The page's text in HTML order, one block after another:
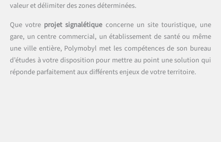
valeur et délimiter des zones déterminées.
Que votre projet signalétiqueconcerne un site touristique, une
gare, un centre commercial, un établissement de santé ou même
une ville entière, Polymobyl met les compétences de son bureau
d’études à votre disposition pour mettre au point une solution qui
réponde parfaitement aux différents enjeux de votre territoire.